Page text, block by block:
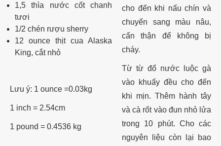
1,5 thìa nước cốt chanh
tươi
1/2 chén rượu sherry
12 ounce thịt cua Alaska
King, cắt nhỏ
Lưu ý: 1 ounce =0.03kg
1 inch = 2.54cm
1 pound = 0.4536 kg
cho đến khi nấu chín và
chuyển sang màu nâu,
cẩn thận để không bị
cháy.
Từ từ đổ nước luộc gà
vào khuấy đều cho đến
khi mịn. Thêm hành tây
và cà rốt vào đun nhỏ lửa
trong 10 phút. Cho các
nguyên liệu còn lại bao